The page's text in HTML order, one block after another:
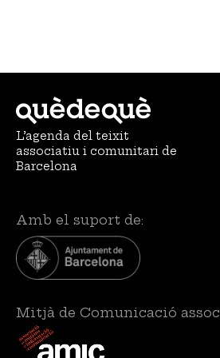
L’agenda del teixit
associatiu i comunitari de
Barcelona
Amb el suport de:
Mitjà de Comunicació